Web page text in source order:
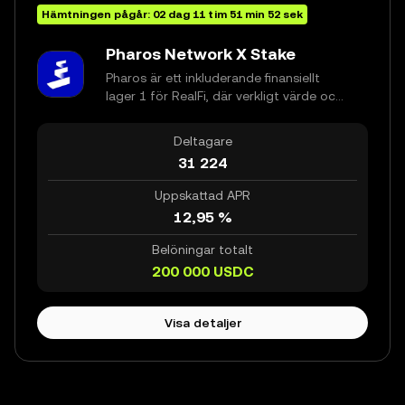
Hämtningen pågår: 02 dag 11 tim 51 min 52 sek
Pharos Network X Stake
Pharos är ett inkluderande finansiellt
lager 1 för RealFi, där verkligt värde och
decentraliserade tillgångar – och blir
den nya infrastrukturen för global finans
arkitektur, djup parallell exekvering och
inbyggd efterlevnad för att möjliggöra
Deltagare
31 224
Uppskattad APR
12,95 %
Belöningar totalt
200 000 USDC
Visa detaljer